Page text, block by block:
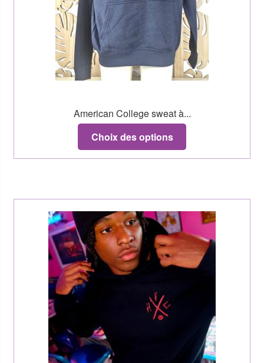
American College sweat à...
Choix des options